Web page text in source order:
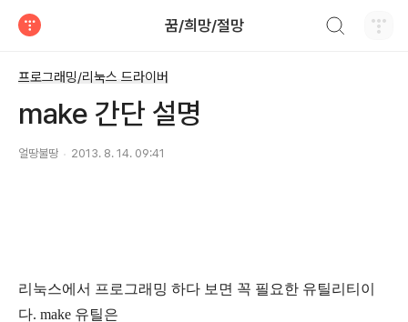
꿈/희망/절망
프로그래밍/리눅스 드라이버
make 간단 설명
얼땅불땅 2013. 8. 14. 09:41
리눅스에서 프로그래밍 하다 보면 꼭 필요한 유틸리티이
다. make 유틸은